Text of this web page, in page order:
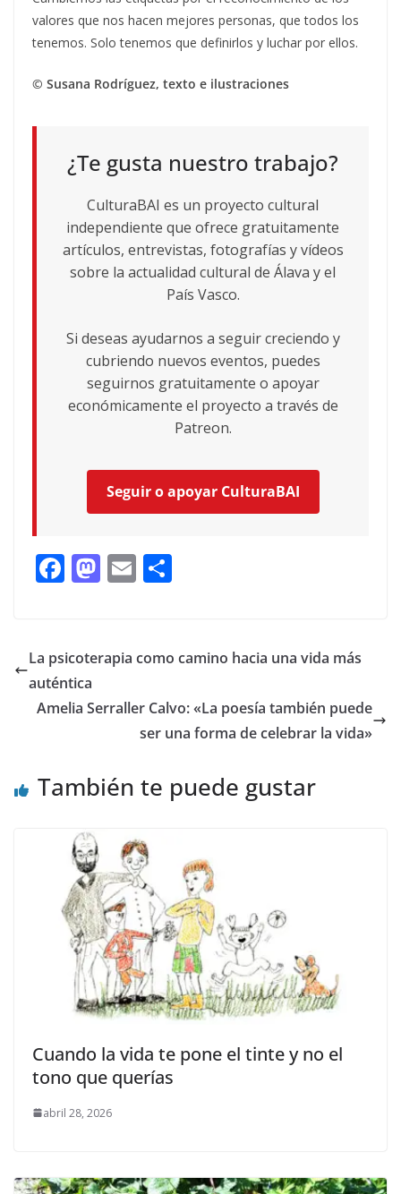
valores que nos hacen mejores personas, que todos los
tenemos. Solo tenemos que definirlos y luchar por ellos.
© Susana Rodríguez, texto e ilustraciones
¿Te gusta nuestro trabajo?
CulturaBAI es un proyecto cultural
independiente que ofrece gratuitamente
artículos, entrevistas, fotografías y vídeos
sobre la actualidad cultural de Álava y el
País Vasco.
Si deseas ayudarnos a seguir creciendo y
cubriendo nuevos eventos, puedes
seguirnos gratuitamente o apoyar
económicamente el proyecto a través de
Patreon.
Seguir o apoyar CulturaBAI
F
b
o
o
M
d
n
E
l p
ti
r
La psicoterapia como camino hacia una vida más
auténtica
Amelia Serraller Calvo: «La poesía también puede
ser una forma de celebrar la vida»
También te puede gustar
Cuando la vida te pone el tinte y no el
tono que querías
abril 28, 2026